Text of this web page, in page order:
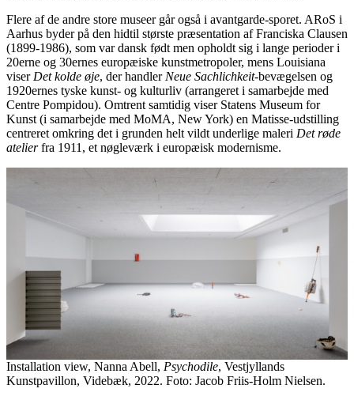
Flere af de andre store museer går også i avantgarde-sporet. ARoS i
Aarhus byder på den hidtil største præsentation af Franciska Clausen
(1899-1986), som var dansk født men opholdt sig i lange perioder i
20erne og 30ernes europæiske kunstmetropoler, mens Louisiana
viser Det kolde øje, der handler Neue Sachlichkeit-bevægelsen og
1920ernes tyske kunst- og kulturliv (arrangeret i samarbejde med
Centre Pompidou). Omtrent samtidig viser Statens Museum for
Kunst (i samarbejde med MoMA, New York) en Matisse-udstilling
centreret omkring det i grunden helt vildt underlige maleri Det røde
atelierfra 1911, et nøgleværk i europæisk modernisme.
Installation view, Nanna Abell, Psychodile, Vestjyllands
Kunstpavillon, Videbæk, 2022. Foto: Jacob Friis-Holm Nielsen.